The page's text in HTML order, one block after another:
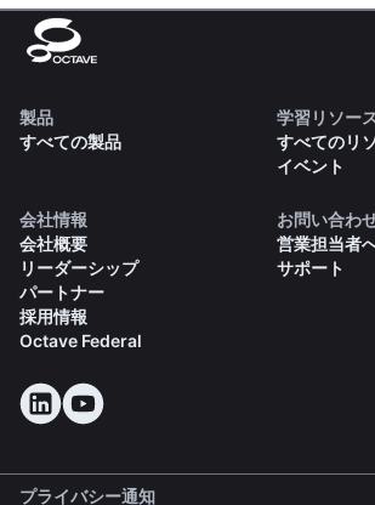
製品
すべての製品
学習リソー
すべてのリ
イベント
会社情報
会社概要
リーダーシップ
パートナー
採用情報
Octave Federal
お問い合わ
営業担当者
サポート
プライバシー通知